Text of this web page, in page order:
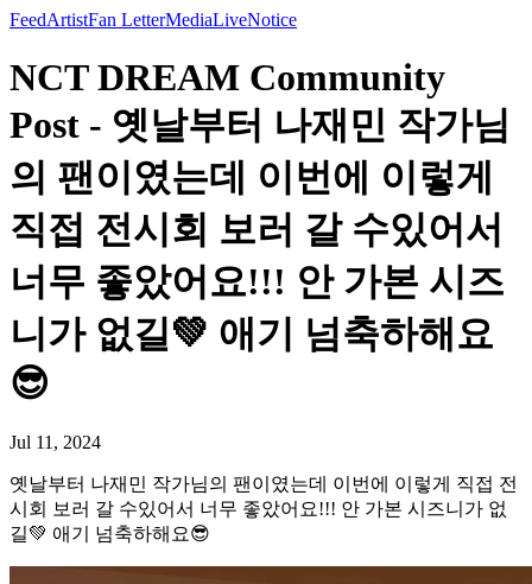
FeedArtistFan LetterMediaLiveNotice
NCT DREAM Community
Post - 옛날부터 나재민 작가님
의 팬이였는데 이번에 이렇게
직접 전시회 보러 갈 수있어서
너무 좋았어요!!! 안 가본 시즈
니가 없길💚 애기 넘축하해요
😎
Jul 11, 2024
옛날부터 나재민 작가님의 팬이였는데 이번에 이렇게 직접 전
시회 보러 갈 수있어서 너무 좋았어요!!! 안 가본 시즈니가 없
길💚 애기 넘축하해요😎